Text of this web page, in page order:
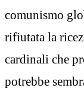
comunismo
rifiutata la
cardinali che
potrebbe